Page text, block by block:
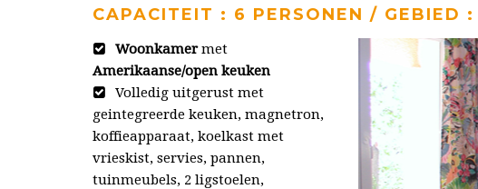
CAPACITEIT : 6 PERSONEN / GEBIED
Woonkamermet
Amerikaanse/open keuken
Volledig uitgerust met
geintegreerde keuken, magnetron,
koffieapparaat, koelkast met
vrieskist, servies, pannen,
tuinmeubels, 2 ligstoelen,